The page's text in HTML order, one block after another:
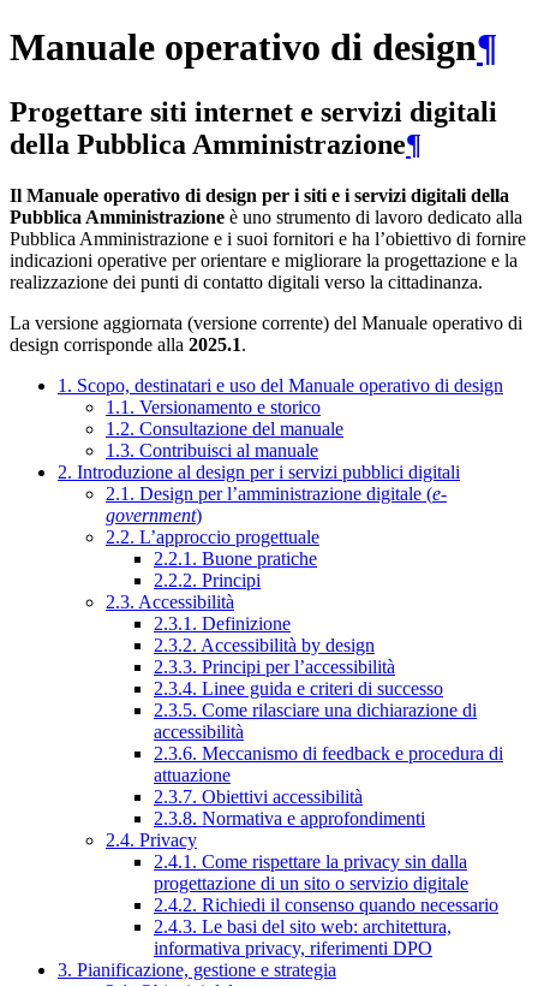
Manuale operativo di design¶
Progettare siti internet e servizi digitali
della Pubblica Amministrazione¶
Il Manuale operativo di design per i siti e i servizi digitali della
Pubblica Amministrazione è uno strumento di lavoro dedicato alla
Pubblica Amministrazione e i suoi fornitori e ha l’obiettivo di fornire
indicazioni operative per orientare e migliorare la progettazione e la
realizzazione dei punti di contatto digitali verso la cittadinanza.
La versione aggiornata (versione corrente) del Manuale operativo di
design corrisponde alla 2025.1.
1. Scopo, destinatari e uso del Manuale operativo di design
1.1. Versionamento e storico
1.2. Consultazione del manuale
1.3. Contribuisci al manuale
2. Introduzione al design per i servizi pubblici digitali
2.1. Design per l’amministrazione digitale (e-
government)
2.2. L’approccio progettuale
2.2.1. Buone pratiche
2.2.2. Principi
2.3. Accessibilità
2.3.1. Definizione
2.3.2. Accessibilità by design
2.3.3. Principi per l’accessibilità
2.3.4. Linee guida e criteri di successo
2.3.5. Come rilasciare una dichiarazione di
accessibilità
2.3.6. Meccanismo di feedback e procedura di
attuazione
2.3.7. Obiettivi accessibilità
2.3.8. Normativa e approfondimenti
2.4. Privacy
2.4.1. Come rispettare la privacy sin dalla
progettazione di un sito o servizio digitale
2.4.2. Richiedi il consenso quando necessario
2.4.3. Le basi del sito web: architettura,
informativa privacy, riferimenti DPO
3. Pianificazione, gestione e strategia